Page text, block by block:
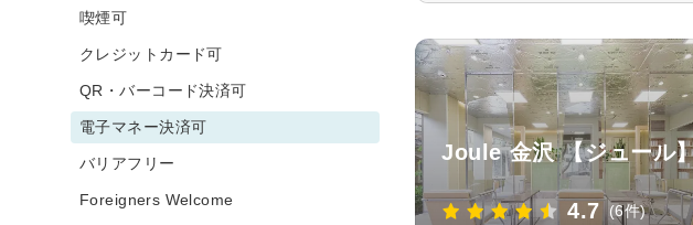
Joule 金沢 【ジュール
4.7 (6件)
喫煙可
クレジットカード可
QR・バーコード決済可
電子マネー決済可
バリアフリー
Foreigners Welcome